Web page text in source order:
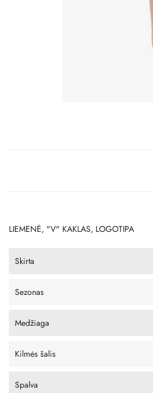
LIEMENĖ, "V" KAKLAS, LOGOTIPA
Skirta
Sezonas
Medžiaga
Kilmės šalis
Spalva